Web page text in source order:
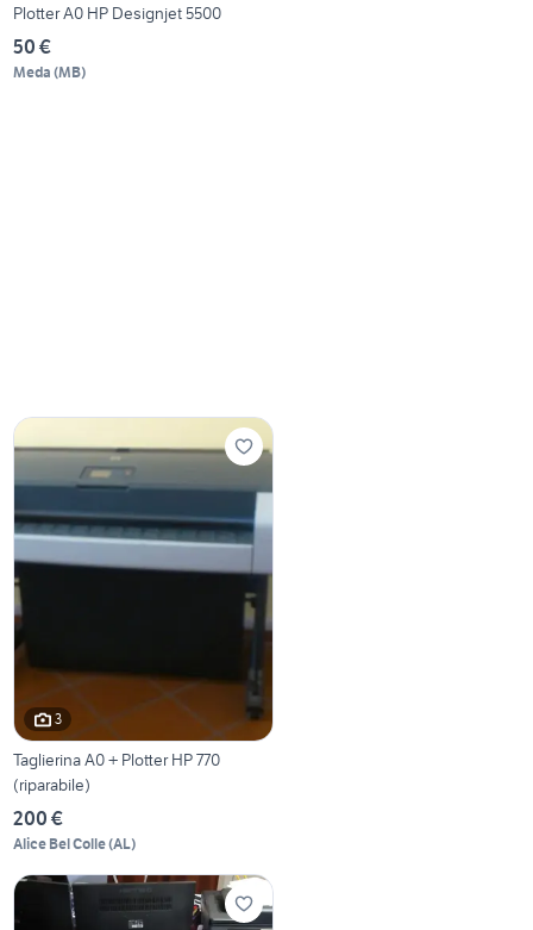
Plotter A0 HP Designjet 5500
50 €
Meda (MB)
3
Taglierina A0 + Plotter HP 770
(riparabile)
200 €
Alice Bel Colle(AL)